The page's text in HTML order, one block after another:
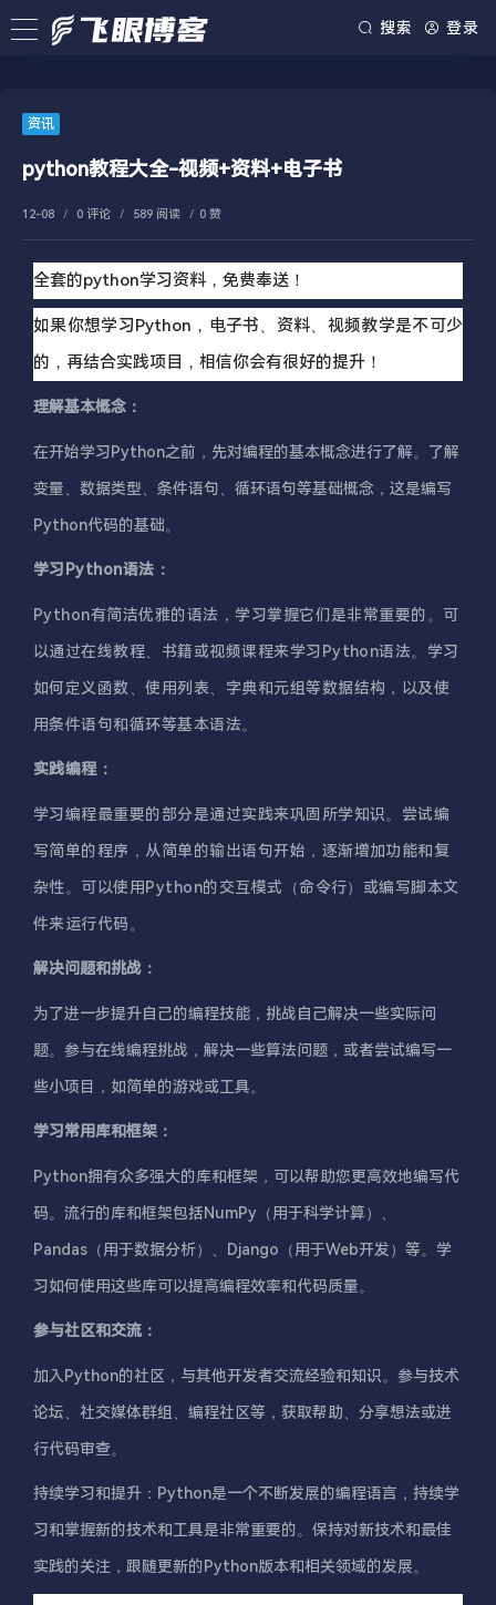
搜索 登录
资讯
python教程大全-视频+资料+电子书
12-08 / 0 评论 / 589 阅读 / 0 赞
全套的python学习资料，免费奉送！
如果你想学习Python，电子书、资料、视频教学是不可少
的，再结合实践项目，相信你会有很好的提升！
理解基本概念：
在开始学习Python之前，先对编程的基本概念进行了解。了解
变量、数据类型、条件语句、循环语句等基础概念，这是编写
Python代码的基础。
学习Python语法：
Python有简洁优雅的语法，学习掌握它们是非常重要的。可
以通过在线教程、书籍或视频课程来学习Python语法。学习
如何定义函数、使用列表、字典和元组等数据结构，以及使
用条件语句和循环等基本语法。
实践编程：
学习编程最重要的部分是通过实践来巩固所学知识。尝试编
写简单的程序，从简单的输出语句开始，逐渐增加功能和复
杂性。可以使用Python的交互模式（命令行）或编写脚本文
件来运行代码。
解决问题和挑战：
为了进一步提升自己的编程技能，挑战自己解决一些实际问
题。参与在线编程挑战，解决一些算法问题，或者尝试编写一
些小项目，如简单的游戏或工具。
学习常用库和框架：
Python拥有众多强大的库和框架，可以帮助您更高效地编写代
码。流行的库和框架包括NumPy（用于科学计算）、
Pandas（用于数据分析）、Django（用于Web开发）等。学
习如何使用这些库可以提高编程效率和代码质量。
参与社区和交流：
加入Python的社区，与其他开发者交流经验和知识。参与技术
论坛、社交媒体群组、编程社区等，获取帮助、分享想法或进
行代码审查。
持续学习和提升：Python是一个不断发展的编程语言，持续学
习和掌握新的技术和工具是非常重要的。保持对新技术和最佳
实践的关注，跟随更新的Python版本和相关领域的发展。